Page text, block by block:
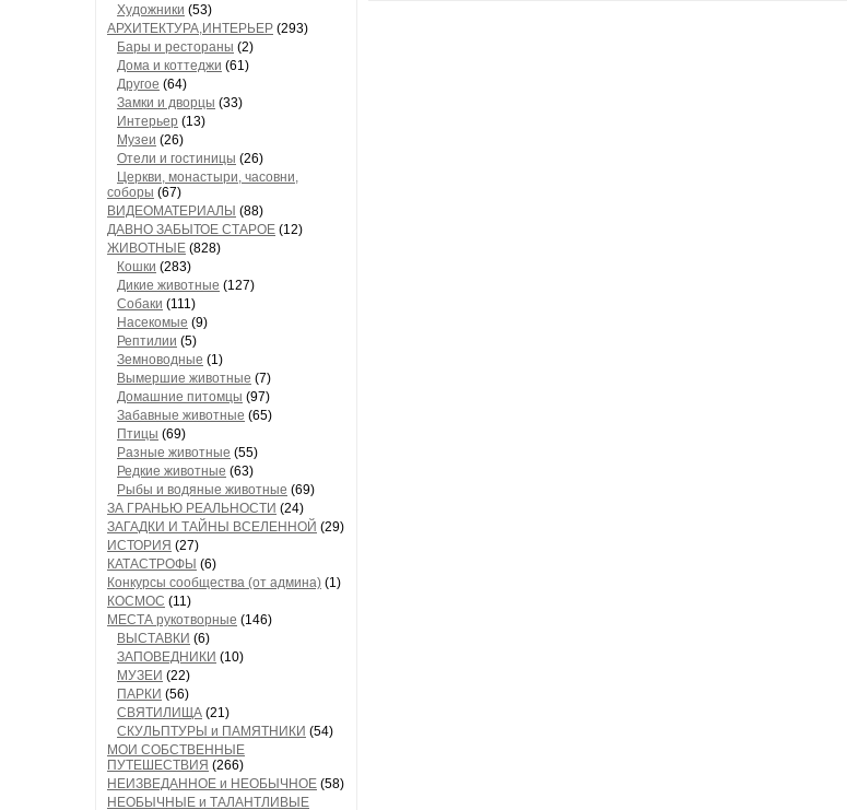
Художники (53)
АРХИТЕКТУРА,ИНТЕРЬЕР (293)
Бары и рестораны (2)
Дома и коттеджи (61)
Другое (64)
Замки и дворцы (33)
Интерьер (13)
Музеи (26)
Отели и гостиницы (26)
Церкви, монастыри, часовни,
соборы (67)
ВИДЕОМАТЕРИАЛЫ (88)
ДАВНО ЗАБЫТОЕ СТАРОЕ (12)
ЖИВОТНЫЕ (828)
Кошки (283)
Дикие животные (127)
Собаки (111)
Насекомые (9)
Рептилии (5)
Земноводные (1)
Вымершие животные (7)
Домашние питомцы (97)
Забавные животные (65)
Птицы (69)
Разные животные (55)
Редкие животные (63)
Рыбы и водяные животные (69)
ЗА ГРАНЬЮ РЕАЛЬНОСТИ (24)
ЗАГАДКИ И ТАЙНЫ ВСЕЛЕННОЙ (29)
ИСТОРИЯ (27)
КАТАСТРОФЫ (6)
Конкурсы сообщества (от админа) (1)
КОСМОС (11)
МЕСТА рукотворные (146)
ВЫСТАВКИ (6)
ЗАПОВЕДНИКИ (10)
МУЗЕИ (22)
ПАРКИ (56)
СВЯТИЛИЩА (21)
СКУЛЬПТУРЫ и ПАМЯТНИКИ (54)
МОИ СОБСТВЕННЫЕ
ПУТЕШЕСТВИЯ (266)
НЕИЗВЕДАННОЕ и НЕОБЫЧНОЕ (58)
НЕОБЫЧНЫЕ и ТАЛАНТЛИВЫЕ